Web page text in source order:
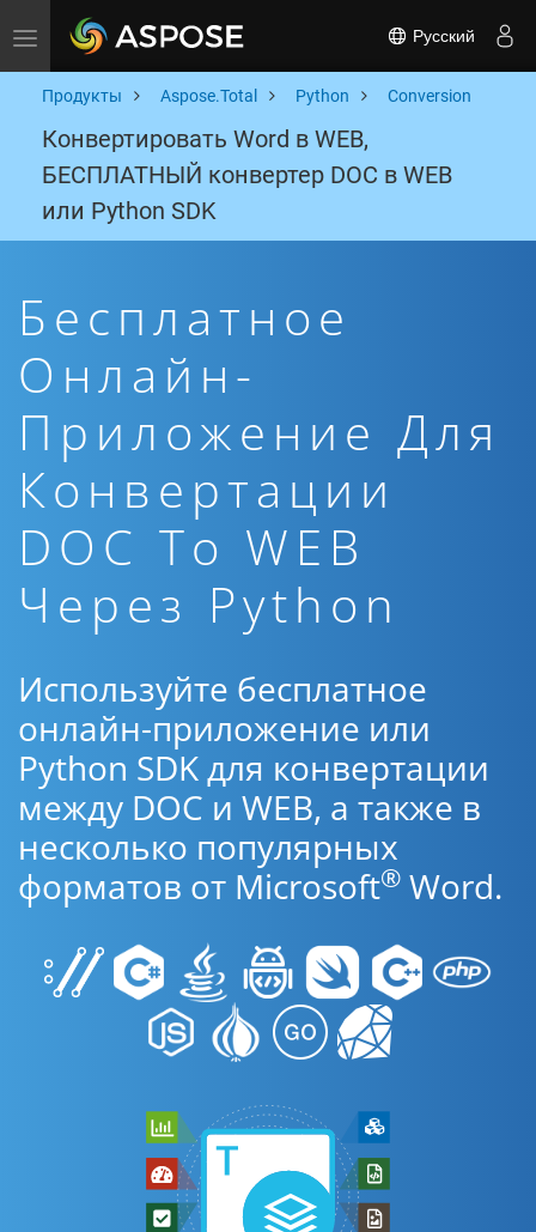
Toggle navigation Русский
Продукты Aspose.Total Python Conversion
Конвертировать Word в WEB,
БЕСПЛАТНЫЙ конвертер DOC в WEB
или Python SDK
Бесплатное
Онлайн-
Приложение Для
Конвертации
DOC To WEB
Через Python
Используйте бесплатное
онлайн-приложение или
Python SDK для конвертации
между DOC и WEB, а также в
несколько популярных
форматов от Microsoft® Word.